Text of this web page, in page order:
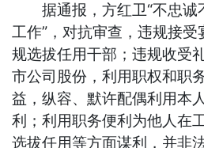
据通报，方红卫“不忠诚
工作”，对抗审查，违规接
规选拔任用干部；违规收受
市公司股份，利用职权和职
益，纵容、默许配偶利用本
利；利用职务便利为他人在
选拔任用等方面谋利，并非